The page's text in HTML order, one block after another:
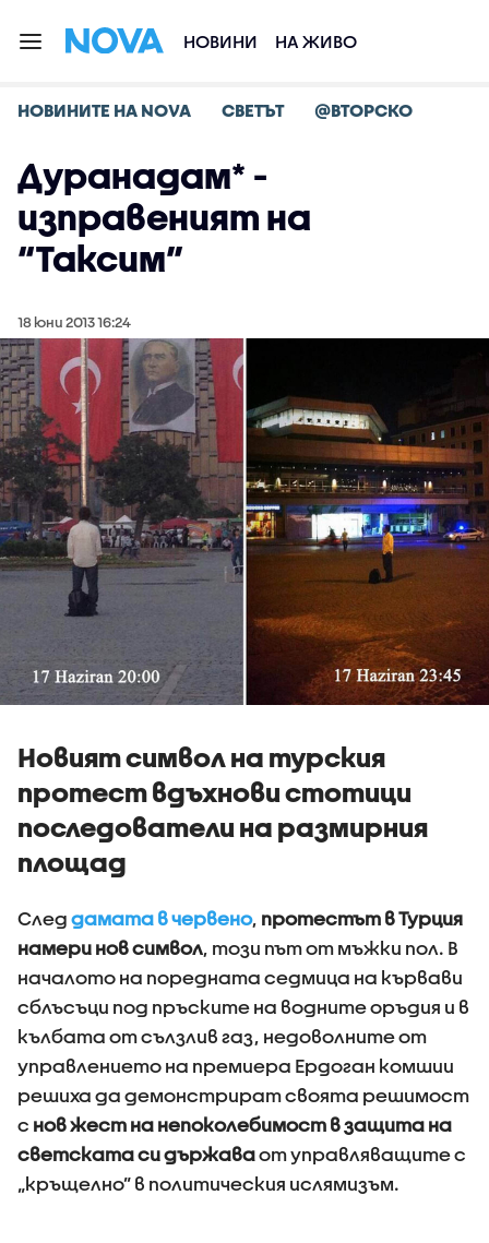
НОВИНИ НА ЖИВО
НОВИНИТЕ НА NOVA СВЕТЪТ @ВТОРСКО
Дуранадам* -
изправеният на
“Таксим”
18 юни 2013 16:24
Новият символ на турския
протест вдъхнови стотици
последователи на размирния
площад
След дамата в червено, протестът в Турция
намери нов символ, този път от мъжки пол. В
началото на поредната седмица на кървави
сблъсъци под пръските на водните оръдия и в
кълбата от сълзлив газ, недоволните от
управлението на премиера Ердоган комшии
решиха да демонстрират своята решимост
с нов жест на непоколебимост в защита на
светската си държаваот управляващите с
„кръщелно” в политическия ислямизъм.